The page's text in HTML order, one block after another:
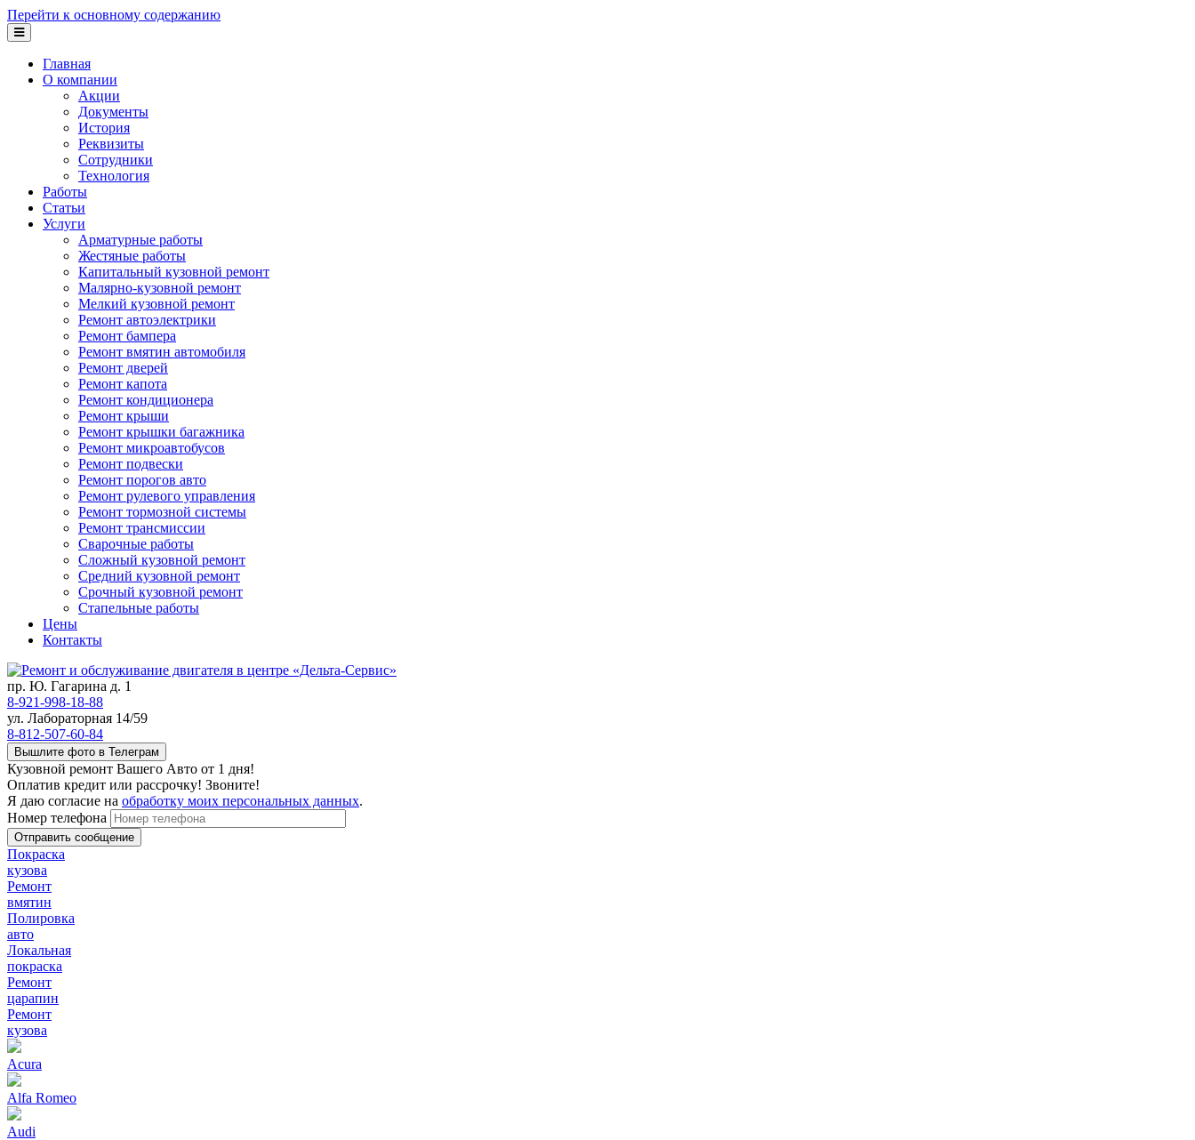
Перейти к основному содержанию
Главная
О компании
Акции
Документы
История
Реквизиты
Сотрудники
Технология
Работы
Статьи
Услуги
Арматурные работы
Жестяные работы
Капитальный кузовной ремонт
Малярно-кузовной ремонт
Мелкий кузовной ремонт
Ремонт автоэлектрики
Ремонт бампера
Ремонт вмятин автомобиля
Ремонт дверей
Ремонт капота
Ремонт кондиционера
Ремонт крыши
Ремонт крышки багажника
Ремонт микроавтобусов
Ремонт подвески
Ремонт порогов авто
Ремонт рулевого управления
Ремонт тормозной системы
Ремонт трансмиссии
Сварочные работы
Сложный кузовной ремонт
Средний кузовной ремонт
Срочный кузовной ремонт
Стапельные работы
Цены
Контакты
пр. Ю. Гагарина д. 1
8-921-998-18-88
ул. Лабораторная 14/59
8-812-507-60-84
Вышлите фото в Телеграм
Кузовной ремонт Вашего Авто от 1 дня!
Оплатив кредит или рассрочку! Звоните!
Я даю согласие на обработку моих персональных данных.
Номер телефона
Покраска
кузова
Ремонт
вмятин
Полировка
авто
Локальная
покраска
Ремонт
царапин
Ремонт
кузова
Acura
Alfa Romeo
Audi